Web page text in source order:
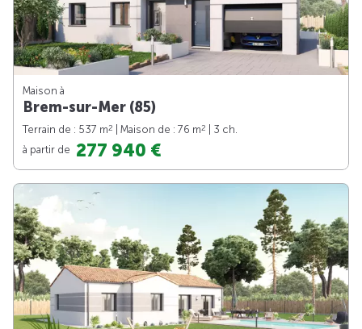
Maison à
Brem-sur-Mer (85)
Terrain de : 537 m2 | Maison de : 76 m2
| 3 ch.
à partir de 277 940 €